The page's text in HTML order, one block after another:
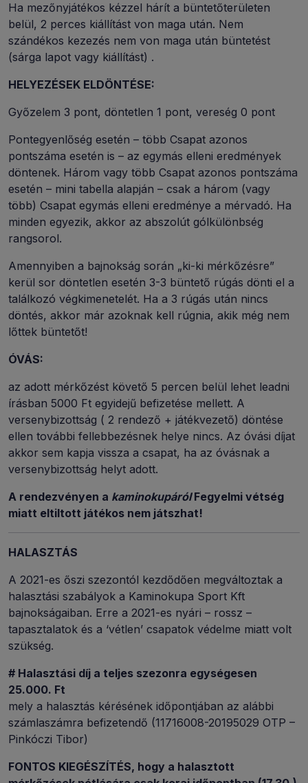
Ha mezőnyjátékos kézzel hárít a büntetőterületen
belül, 2 perces kiállítást von maga után. Nem
szándékos kezezés nem von maga után büntetést
(sárga lapot vagy kiállítást) .
HELYEZÉSEK ELDÖNTÉSE:
Győzelem 3 pont, döntetlen 1 pont, vereség 0 pont
Pontegyenlőség esetén – több Csapat azonos
pontszáma esetén is – az egymás elleni eredmények
döntenek. Három vagy több Csapat azonos pontszáma
esetén – mini tabella alapján – csak a három (vagy
több) Csapat egymás elleni eredménye a mérvadó. Ha
minden egyezik, akkor az abszolút gólkülönbség
rangsorol.
Amennyiben a bajnokság során „ki-ki mérkőzésre”
kerül sor döntetlen esetén 3-3 büntető rúgás dönti el a
találkozó végkimenetelét. Ha a 3 rúgás után nincs
döntés, akkor már azoknak kell rúgnia, akik még nem
lőttek büntetőt!
ÓVÁS:
az adott mérkőzést követő 5 percen belül lehet leadni
írásban 5000 Ft egyidejű befizetése mellett. A
versenybizottság ( 2 rendező + játékvezető) döntése
ellen további fellebbezésnek helye nincs. Az óvási díjat
akkor sem kapja vissza a csapat, ha az óvásnak a
versenybizottság helyt adott.
A rendezvényen a kaminokupárólFegyelmi vétség
miatt eltiltott játékos nem játszhat!
HALASZTÁS
A 2021-es őszi szezontól kezdődően megváltoztak a
halasztási szabályok a Kaminokupa Sport Kft
bajnokságaiban. Erre a 2021-es nyári – rossz –
tapasztalatok és a ‘vétlen’ csapatok védelme miatt volt
szükség.
# Halasztási díj a teljes szezonra egységesen
25.000. Ft
mely a halasztás kérésének időpontjában az alábbi
számlaszámra befizetendő (11716008-20195029 OTP –
Pinkóczi Tibor)
FONTOS KIEGÉSZÍTÉS, hogy a halasztott